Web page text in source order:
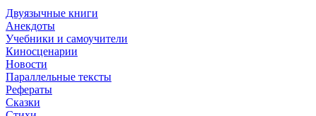
Двуязычные книги
Анекдоты
Учебники и самоучители
Киносценарии
Новости
Параллельные тексты
Рефераты
Сказки